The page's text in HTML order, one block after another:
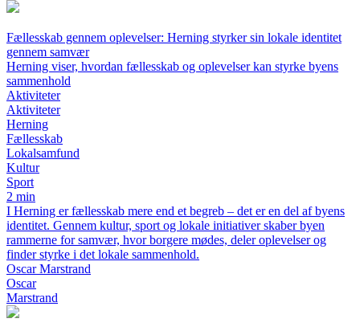
Fællesskab gennem oplevelser: Herning styrker sin lokale identitet
gennem samvær
Herning viser, hvordan fællesskab og oplevelser kan styrke byens
sammenhold
Aktiviteter
Aktiviteter
Herning
Fællesskab
Lokalsamfund
Kultur
Sport
2 min
I Herning er fællesskab mere end et begreb – det er en del af byens
identitet. Gennem kultur, sport og lokale initiativer skaber byen
rammerne for samvær, hvor borgere mødes, deler oplevelser og
finder styrke i det lokale sammenhold.
Oscar Marstrand
Oscar
Marstrand